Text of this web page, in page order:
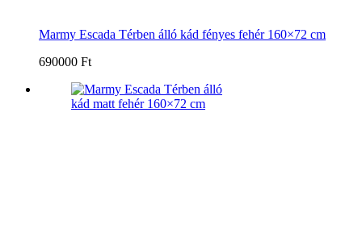
Marmy Escada Térben álló kád fényes fehér 160×72 cm
690000 Ft